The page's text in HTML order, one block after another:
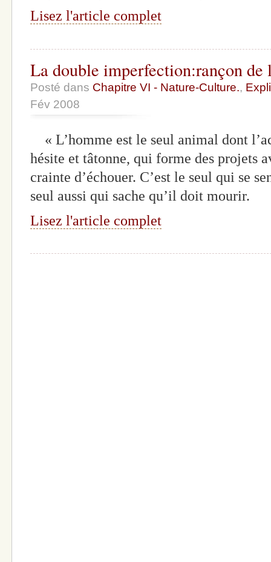
Lisez l'article complet
La double imperfection:rançon
Posté dans Chapitre VI - Nature-Culture.,
Fév 2008
« L’homme est le seul animal dont
hésite et tâtonne, qui forme des projets
crainte d’échouer. C’est le seul qui se
seul aussi qui sache qu’il doit mourir.
Lisez l'article complet